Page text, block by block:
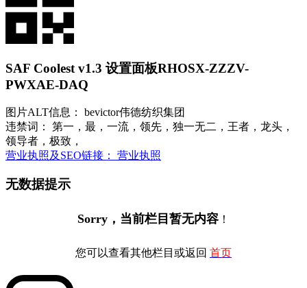
SAF Coolest v1.3 设置面板RHOSX-ZZZV-
PWXAE-DAQ
图片ALT信息： bevictor伟德纺织集团
违禁词： 第一，最，一流，领先，独一无二，王者，龙头，
领导者，极致，
营业执照及SEO链接： 营业执照
无数据提示
Sorry，当前栏目暂无内容 ！
您可以查看其他栏目或返回 首页